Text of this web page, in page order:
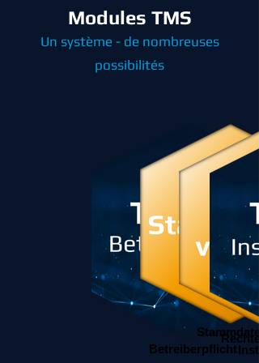
Modules TMS
Un système - de nombreuses
possibilités
Betreiberpflicht